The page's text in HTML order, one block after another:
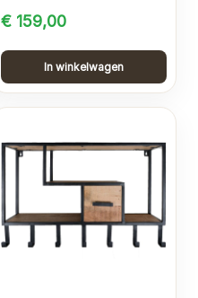
€159,00
In winkelwagen